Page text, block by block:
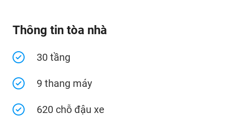
Thông tin tòa nhà
30 tầng
9 thang máy
620 chỗ đậu xe